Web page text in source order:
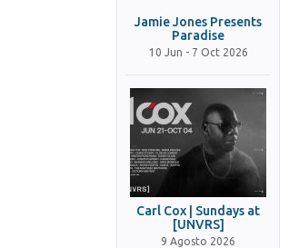
Jamie Jones Presents
Paradise
10 Jun - 7 Oct 2026
Carl Cox | Sundays at
[UNVRS]
9 Agosto 2026